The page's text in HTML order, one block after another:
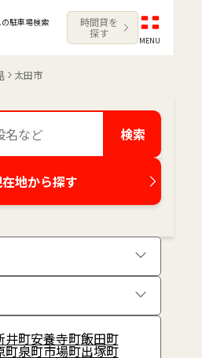
駐車場検索
時間貸を
探す
MENU
太田市
検索
地から探す
井町安養寺町飯田町
町泉町市場町出塚町